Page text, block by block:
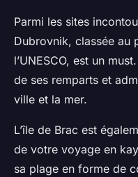
Parmi les sites
Dubrovnik, classée au
l’UNESCO, est un
de ses remparts et
ville et la mer.
L’île de Brac est
de votre voyage en
sa plage en forme de